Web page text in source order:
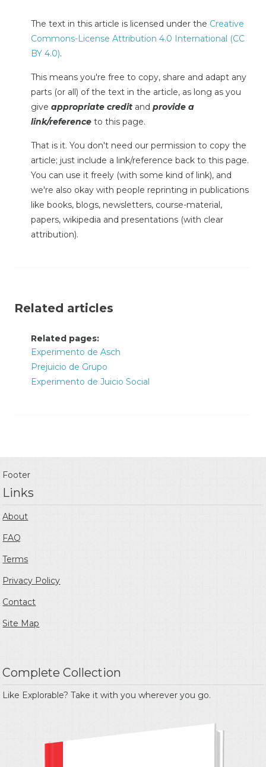
The text in this article is licensed under the Creative
Commons-License Attribution 4.0 International (CC
BY 4.0).
This means you're free to copy, share and adapt any
parts (or all) of the text in the article, as long as you
give appropriate credit and provide a
link/reference to this page.
That is it. You don't need our permission to copy the
article; just include a link/reference back to this page.
You can use it freely (with some kind of link), and
we're also okay with people reprinting in publications
like books, blogs, newsletters, course-material,
papers, wikipedia and presentations (with clear
attribution).
Related articles
Related pages:
Experimento de Asch
Prejuicio de Grupo
Experimento de Juicio Social
Footer
Links
About
FAQ
Terms
Privacy Policy
Contact
Site Map
Complete Collection
Like Explorable? Take it with you wherever you go.